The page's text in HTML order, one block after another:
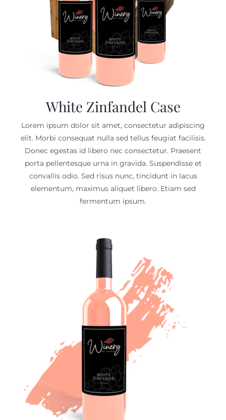
Contact Us
White Zinfandel Case
Lorem ipsum dolor sit amet, consectetur adipiscing
elit. Morbi consequat nulla sed tellus feugiat facilisis.
Donec egestas id libero nec consectetur. Praesent
porta pellentesque urna in gravida. Suspendisse et
convallis odio. Sed risus nunc, tincidunt in lacus
elementum, maximus aliquet libero. Etiam sed
fermentum ipsum.